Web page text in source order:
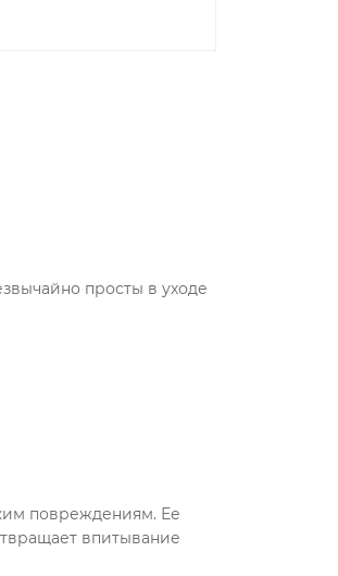
просты в уходе
повреждениям. Ее
впитывание